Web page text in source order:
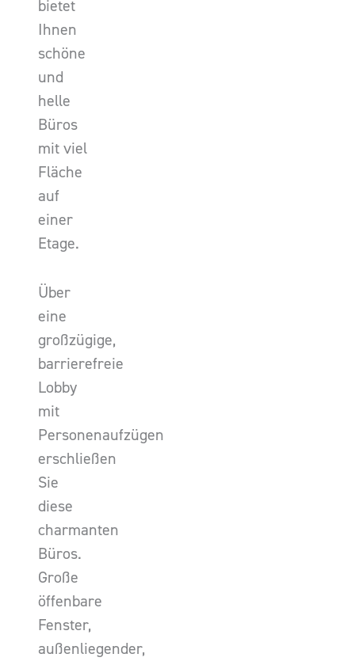
bietet
Ihnen
schöne
und
helle
Büros
mit viel
Fläche
auf
einer
Etage.
Über
eine
großzügige,
barrierefreie
Lobby
mit
Personenaufzügen
erschließen
Sie
diese
charmanten
Büros.
Große
öffenbare
Fenster,
außenliegender,